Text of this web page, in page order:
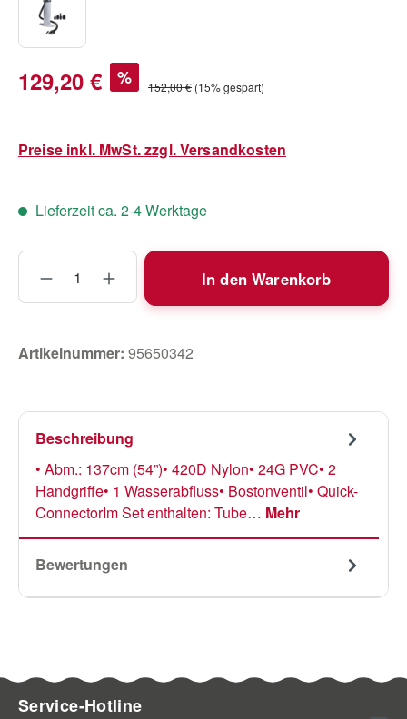
Verkaufspreis:
129,20 € % Regulärer Preis:
152,00 € (15% gespart)
Preise inkl. MwSt. zzgl. Versandkosten
Lieferzeit ca. 2-4 Werktage
Produkt Anzahl: Gib den gewünschten
In den Warenkorb
Artikelnummer: 95650342
Beschreibung
• Abm.: 137cm (54”)• 420D Nylon• 24G PVC• 2
Handgriffe• 1 Wasserabfluss• Bostonventil• Quick-
ConnectorIm Set enthalten: Tube… Mehr
Bewertungen
Service-Hotline